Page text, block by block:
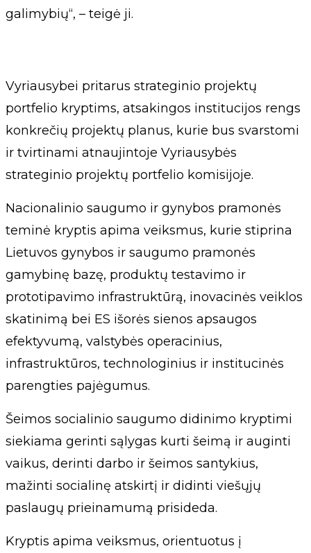
galimybių“, – teigė ji.
Vyriausybei pritarus strateginio projektų
portfelio kryptims, atsakingos institucijos rengs
konkrečių projektų planus, kurie bus svarstomi
ir tvirtinami atnaujintoje Vyriausybės
strateginio projektų portfelio komisijoje.
Nacionalinio saugumo ir gynybos pramonės
teminė kryptis apima veiksmus, kurie stiprina
Lietuvos gynybos ir saugumo pramonės
gamybinę bazę, produktų testavimo ir
prototipavimo infrastruktūrą, inovacinės veiklos
skatinimą bei ES išorės sienos apsaugos
efektyvumą, valstybės operacinius,
infrastruktūros, technologinius ir institucinės
parengties pajėgumus.
Šeimos socialinio saugumo didinimo kryptimi
siekiama gerinti sąlygas kurti šeimą ir auginti
vaikus, derinti darbo ir šeimos santykius,
mažinti socialinę atskirtį ir didinti viešųjų
paslaugų prieinamumą prisideda.
Kryptis apima veiksmus, orientuotus į